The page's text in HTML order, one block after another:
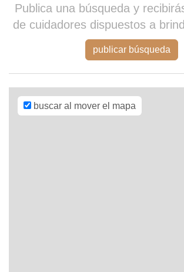
Publica una búsqueda y
de cuidadores dispuestos a
publicar búsqueda
buscar al mover el mapa